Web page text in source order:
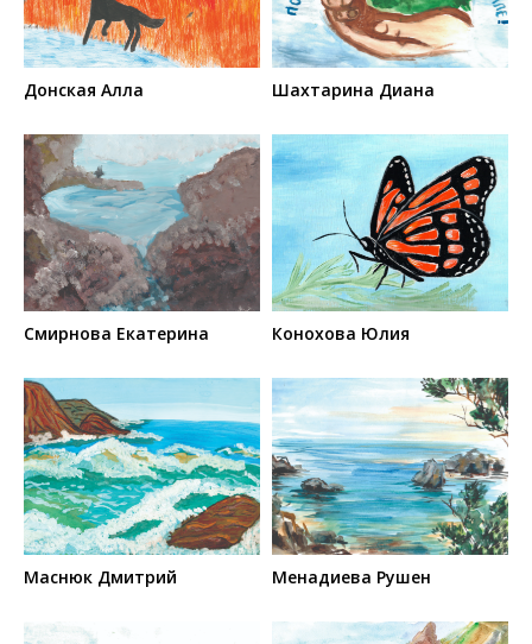
Донская Алла Шахтарина Диана
Смирнова Екатерина Конохова Юлия
Маснюк Дмитрий Менадиева Рушен